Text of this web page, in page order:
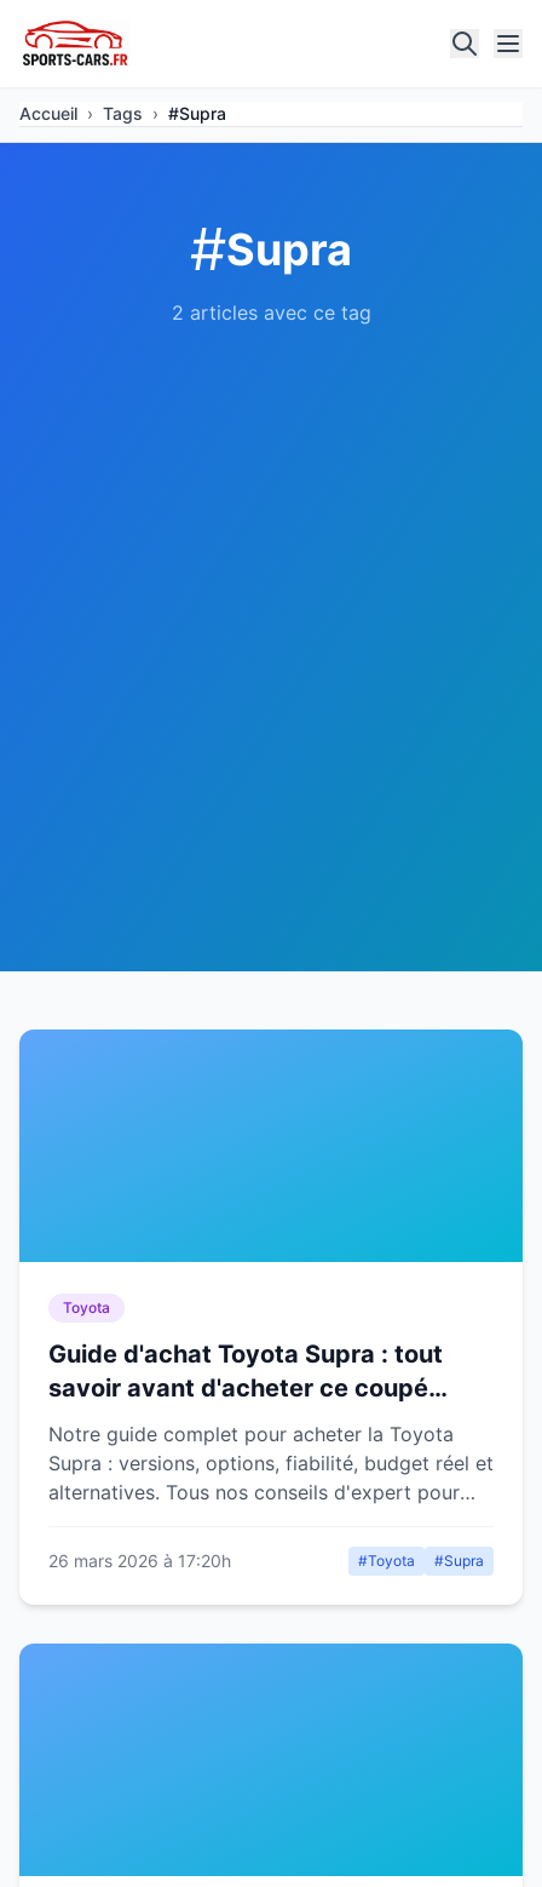
Accueil › Tags › #Supra
#Supra
2 articles avec ce tag
Toyota
Guide d'achat Toyota Supra : tout
savoir avant d'acheter ce coupé
sportif
Notre guide complet pour acheter la Toyota
Supra : versions, options, fiabilité, budget réel et
alternatives. Tous nos conseils d'expert pour
26 mars 2026 à 17:20h #Toyota #Supra